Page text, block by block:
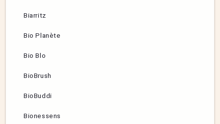
Biarritz
Bio Planète
Bio Blo
BioBrush
BioBuddi
Bionessens